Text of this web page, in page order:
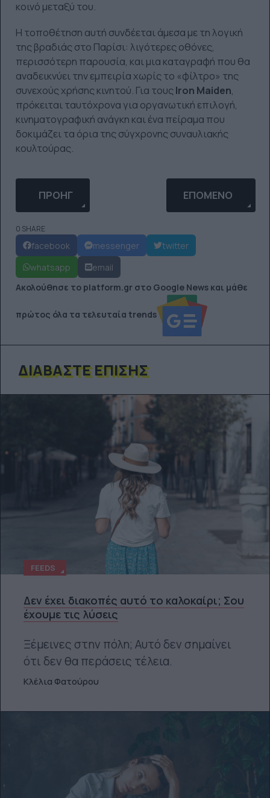
κοινό μεταξύ του.
Η τοποθέτηση αυτή συνδέεται άμεσα με τη λογική
της βραδιάς στο Παρίσι: λιγότερες οθόνες,
περισσότερη παρουσία, και μια καταγραφή που θα
αναδεικνύει την εμπειρία χωρίς το «φίλτρο» της
συνεχούς χρήσης κινητού. Για τους Iron Maiden,
πρόκειται ταυτόχρονα για οργανωτική επιλογή,
κινηματογραφική ανάγκη και ένα πείραμα που
δοκιμάζει τα όρια της σύγχρονης συναυλιακής
κουλτούρας.
ΠΡΟΗΓΟΎΜΕΝΟ ΆΡΘΡΟ: Η OLIVIA RODRIGO
ΠΡΟΗΓ ΕΠΌΜΕΝΟ ΆΡΘΡΟ:
ΕΠΌΜΕΝΟ
0 SHARE
facebook messenger
twitter
whatsapp
email
Ακολούθησε το platform.gr στο Google News και μάθε
πρώτος όλα τα τελευταία trends
ΔΙΑΒΆΣΤΕ ΕΠΊΣΗΣ
FEEDS
Δεν έχει διακοπές αυτό το καλοκαίρι; Σου
έχουμε τις λύσεις
Ξέμεινες στην πόλη; Αυτό δεν σημαίνει
ότι δεν θα περάσεις τέλεια.
Κλέλια Φατούρου